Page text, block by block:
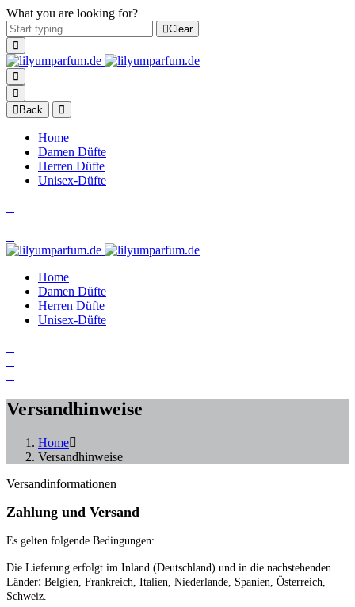
What you are looking for?
Clear
Back
Home
Damen Düfte
Herren Düfte
Unisex-Düfte
Home
Damen Düfte
Herren Düfte
Unisex-Düfte
Versandhinweise
Home
Versandhinweise
Versandinformationen
Zahlung und Versand
Es gelten folgende Bedingungen:
Die Lieferung erfolgt im Inland (Deutschland) und in die nachstehenden
Länder: Belgien, Frankreich, Italien, Niederlande, Spanien, Österreich,
Schweiz